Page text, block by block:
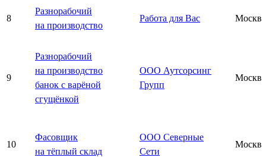
8
Разнорабочий
на производство
Работа для Вас Москва
9
Разнорабочий
на производство
банок с варёной
сгущёнкой
ООО Аутсорсинг
Групп
Москва
10
Фасовщик
на тёплый склад
ООО Северные
Сети
Москва